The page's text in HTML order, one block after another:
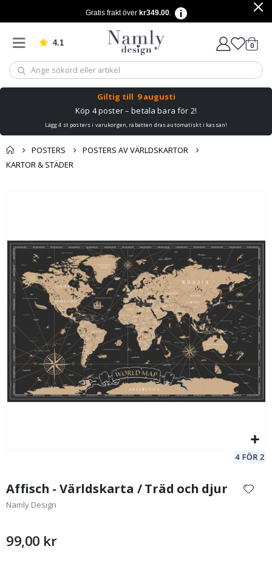
Gratis frakt över kr349.00.
4.1 Baserat på 1029 betyg 0
Giltig till 9 augusti
Köp 4 poster – betala bara för 2!
Lägg 4 st posters i varukorgen, rabatten dras automatiskt i kassan!
POSTERS
POSTERS AV VÄRLDSKARTOR
KARTOR & STÄDER
Poster - Solsystemets Illustration
95,00 Kr
bildgalleriet
början
av
Affisch - Världskarta / Träd och djur
Namly Design
99,00 kr